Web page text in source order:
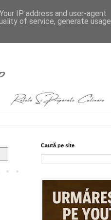
Caută pe site
IP address and user-agent
of service, generate usage